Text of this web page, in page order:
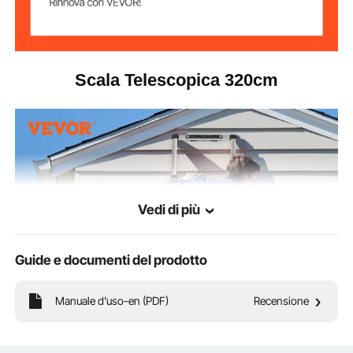
Larghezza del
Scala Telescopica 320cm
Vedi di più
Guide e documenti del prodotto
Manuale d'uso-en (PDF) Recensione